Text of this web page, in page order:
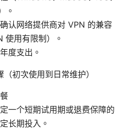
。
认网络提供商对 VPN 的兼容
使用有限制）。
度支出。
初次使用到日常维护）
一个短期试用期或退费保障的
长期投入。